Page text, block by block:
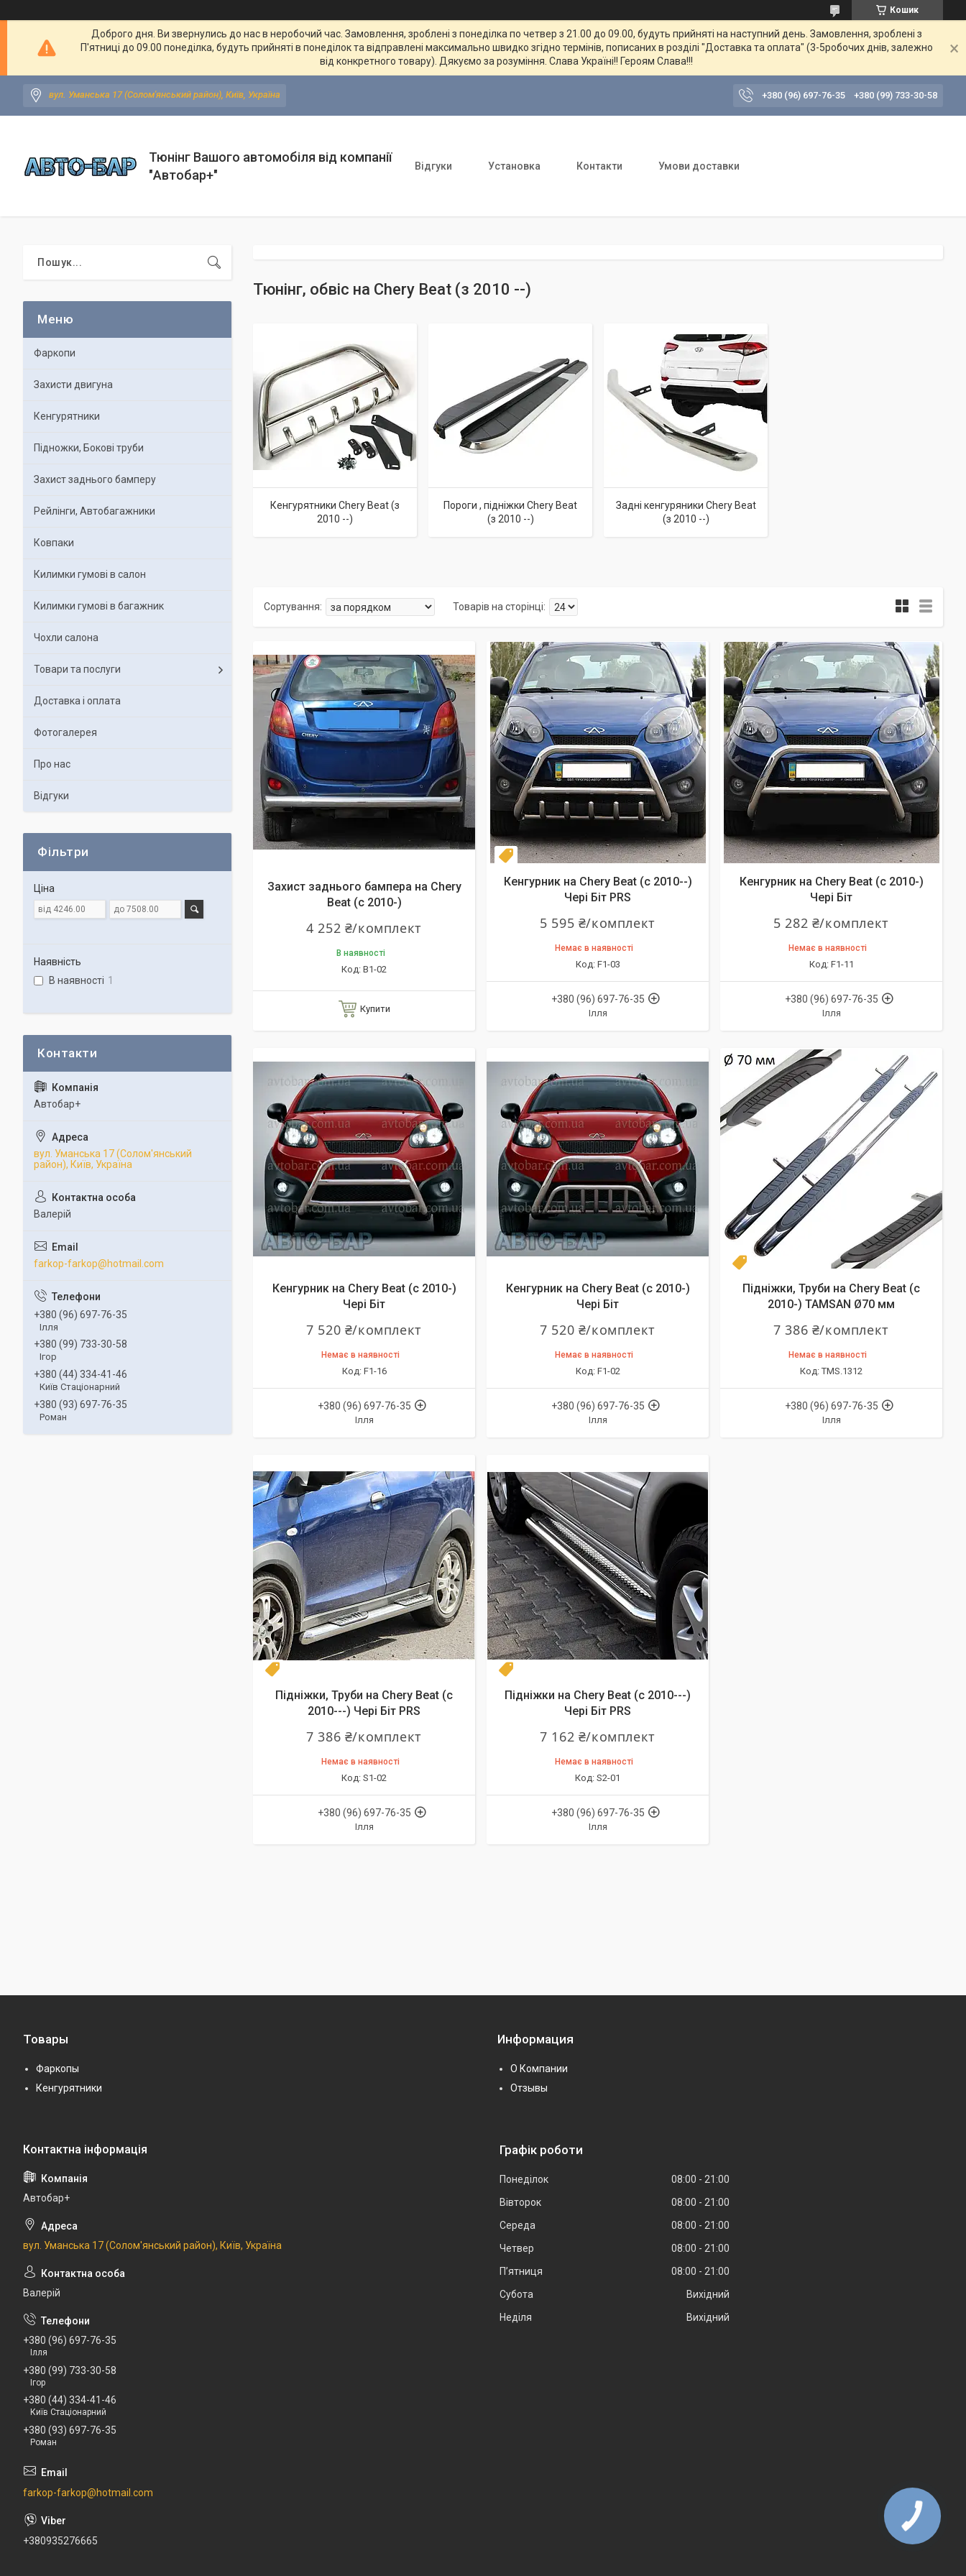
Кошик
Доброго дня. Ви звернулись до нас в неробочий час. Замовлення, зроблені з понеділка по четвер з 21.00 до 09.00, будуть прийняті на наступний день. Замовлення, зроблені з
П'ятниці до 09.00 понеділка, будуть прийняті в понеділок та відправлені максимально швидко згідно термінів, пописаних в розділі "Доставка та оплата" (3-5робочих днів, залежно
від конкретного товару). Дякуємо за розуміння. Слава Україні!! Героям Слава!!!
вул. Уманська 17 (Солом'янський район), Київ, Україна +380 (96) 697-76-35 +380 (99) 733-30-58
Тюнінг Вашого автомобіля від компанії
"Автобар+"
Відгуки Установка Контакти Умови доставки
Тюнінг, обвіс на Chery Beat (з 2010 --)
Кенгурятники Chery Beat (з
2010 --)
Пороги , підніжки Chery Beat
(з 2010 --)
Задні кенгуряники Chery Beat
(з 2010 --)
Захист заднього бампера на Chery
Beat (c 2010-)
4 252 ₴/комплект
В наявності
B1-02
Купити
Топ продаж
Кенгурник на Chery Beat (c 2010--)
Чері Біт PRS
5 595 ₴/комплект
Немає в наявності
F1-03
+380 (96) 697-76-35
Ілля
Кенгурник на Chery Beat (c 2010-)
Чері Біт
5 282 ₴/комплект
Немає в наявності
F1-11
+380 (96) 697-76-35
Ілля
Кенгурник на Chery Beat (c 2010-)
Чері Біт
7 520 ₴/комплект
Немає в наявності
F1-16
+380 (96) 697-76-35
Ілля
Кенгурник на Chery Beat (c 2010-)
Чері Біт
7 520 ₴/комплект
Немає в наявності
F1-02
+380 (96) 697-76-35
Ілля
Підніжки, Труби на Chery Beat (c
2010-) TAMSAN Ø70 мм
7 386 ₴/комплект
Немає в наявності
TMS.1312
+380 (96) 697-76-35
Ілля
Підніжки, Труби на Chery Beat (c
2010---) Чері Біт PRS
7 386 ₴/комплект
Немає в наявності
S1-02
+380 (96) 697-76-35
Ілля
Підніжки на Chery Beat (c 2010---)
Чері Біт PRS
7 162 ₴/комплект
Немає в наявності
S2-01
+380 (96) 697-76-35
Ілля
Фаркопи
Захисти двигуна
Кенгурятники
Підножки, Бокові труби
Захист заднього бамперу
Рейлінги, Автобагажники
Ковпаки
Килимки гумові в салон
Килимки гумові в багажник
Чохли салона
Товари та послуги
Доставка і оплата
Фотогалерея
Про нас
Відгуки
Фільтри
Ціна
Наявність
В наявності 1
Автобар+
вул. Уманська 17 (Солом'янський
район), Київ, Україна
Валерій
farkop-farkop@hotmail.com
+380 (96) 697-76-35
Ілля
+380 (99) 733-30-58
Ігор
+380 (44) 334-41-46
Київ Стаціонарний
+380 (93) 697-76-35
Роман
Товары
Фаркопы
Кенгурятники
Информация
О Компании
Отзывы
Автобар+
вул. Уманська 17 (Солом'янський район), Київ, Україна
Валерій
+380 (96) 697-76-35
Ілля
+380 (99) 733-30-58
Ігор
+380 (44) 334-41-46
Київ Стаціонарний
+380 (93) 697-76-35
Роман
farkop-farkop@hotmail.com
+380935276665
Графік роботи
Понеділок 08:00
21:00
Вівторок
08:00
21:00
Середа
08:00
21:00
Четвер
08:00
21:00
Пʼятниця
08:00
21:00
Субота
Вихідний
Неділя
Вихідний